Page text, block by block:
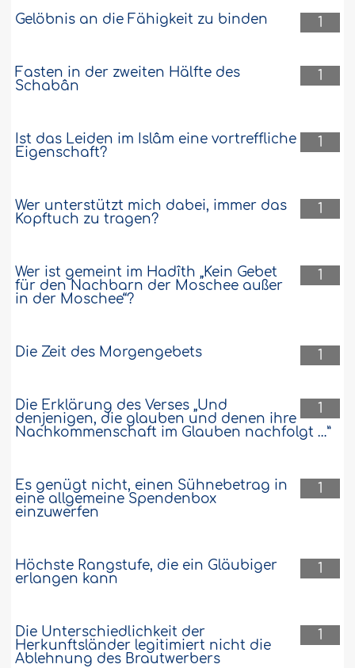
1
Gelöbnis an die Fähigkeit zu binden
1
Fasten in der zweiten Hälfte des
Schabân
1
Ist das Leiden im Islâm eine vortreffliche
Eigenschaft?
1
Wer unterstützt mich dabei, immer das
Kopftuch zu tragen?
1
Wer ist gemeint im Hadîth „Kein Gebet
für den Nachbarn der Moschee außer
in der Moschee“?
1
Die Zeit des Morgengebets
1
Die Erklärung des Verses „Und
denjenigen, die glauben und denen ihre
Nachkommenschaft im Glauben nachfolgt …”
1
Es genügt nicht, einen Sühnebetrag in
eine allgemeine Spendenbox
einzuwerfen
1
Höchste Rangstufe, die ein Gläubiger
erlangen kann
1
Die Unterschiedlichkeit der
Herkunftsländer legitimiert nicht die
Ablehnung des Brautwerbers